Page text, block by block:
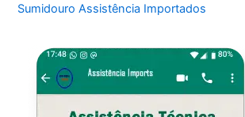
Sumidouro Assistência Importados